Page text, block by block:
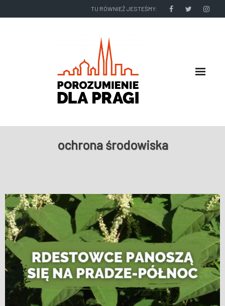
TU RÓWNIEŻ JESTEŚMY:
NASZE WYDAWNICTWA
WESPRZYJ NAS
ochrona środowiska